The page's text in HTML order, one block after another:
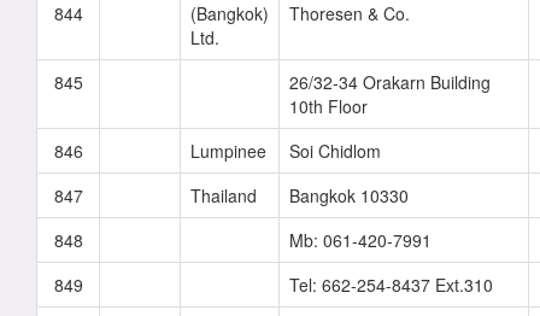
844
(Bangkok)
Ltd.
Thoresen & Co.
845
26/32-34 Orakarn Building
10th Floor
846
Lumpinee
Soi Chidlom
847
Thailand
Bangkok 10330
848
Mb: 061-420-7991
849
Tel: 662-254-8437 Ext.310